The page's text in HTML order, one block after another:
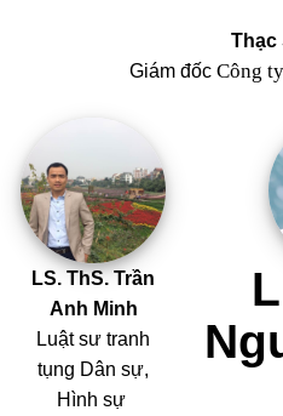
Thạc
Giám đốc Công
LS. ThS. Trần
Anh Minh
Luật sư tranh
tụng Dân sự,
Hình sự